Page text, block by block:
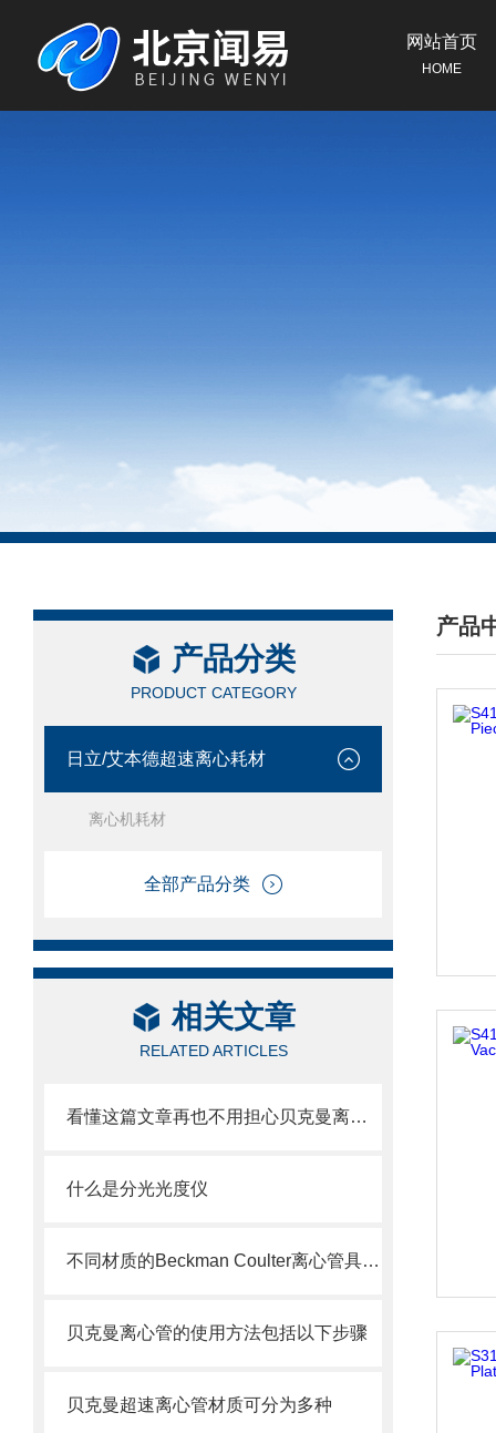
网站首页
HOME
产品分类
PRODUCT CATEGORY
日立/艾本德超速离心耗材
离心机耗材
全部产品分类
相关文章
RELATED ARTICLES
看懂这篇文章再也不用担心贝克曼离心管破裂了
什么是分光光度仪
不同材质的Beckman Coulter离心管具有不同的使用特性
贝克曼离心管的使用方法包括以下步骤
贝克曼超速离心管材质可分为多种
产品
/